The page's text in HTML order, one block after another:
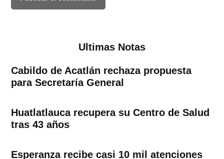
Ultimas Notas
Cabildo de Acatlán rechaza propuesta
para Secretaría General
Huatlatlauca recupera su Centro de Salud
tras 43 años
Esperanza recibe casi 10 mil atenciones